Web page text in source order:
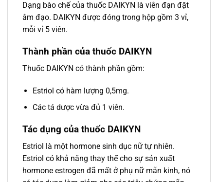
Dạng bào chế của thuốc DAIKYN là viên đạn đặt
âm đạo. DAIKYN được đóng trong hộp gồm 3 vỉ,
mỗi vỉ 5 viên.
Thành phần của thuốc DAIKYN
Thuốc DAIKYN có thành phần gồm:
Estriol có hàm lượng 0,5mg.
Các tá dược vừa đủ 1 viên.
Tác dụng của thuốc DAIKYN
Estriol là một hormone sinh dục nữ tự nhiên.
Estriol có khả năng thay thế cho sự sản xuất
hormone estrogen đã mất ở phụ nữ mãn kinh, nó